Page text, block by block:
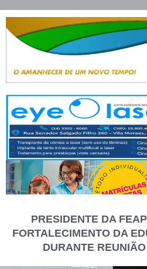
PRESIDENTE DA
FORTALECIMENTO DA
DURANTE